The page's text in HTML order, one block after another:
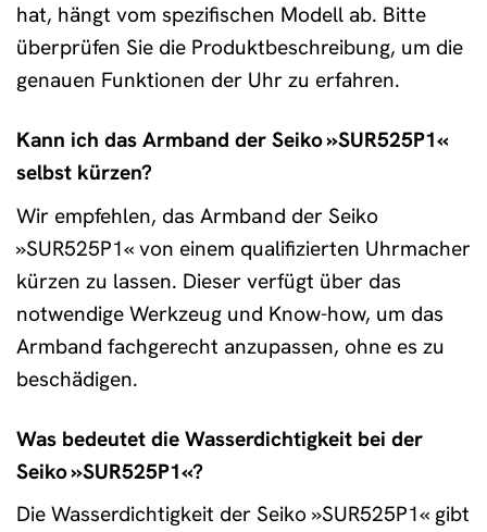
hat, hängt vom spezifischen Modell ab. Bitte
überprüfen Sie die Produktbeschreibung, um die
genauen Funktionen der Uhr zu erfahren.
Kann ich das Armband der Seiko »SUR525P1«
selbst kürzen?
Wir empfehlen, das Armband der Seiko
»SUR525P1« von einem qualifizierten Uhrmacher
kürzen zu lassen. Dieser verfügt über das
notwendige Werkzeug und Know-how, um das
Armband fachgerecht anzupassen, ohne es zu
beschädigen.
Was bedeutet die Wasserdichtigkeit bei der
Seiko »SUR525P1«?
Die Wasserdichtigkeit der Seiko »SUR525P1« gibt